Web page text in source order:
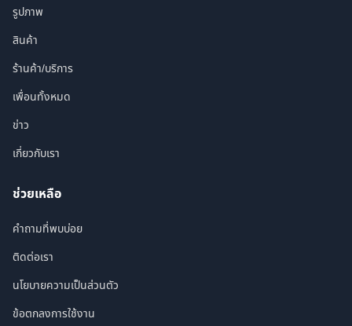
รูปภาพ
สินค้า
ร้านค้า/บริการ
เพื่อนทั้งหมด
ข่าว
เกี่ยวกับเรา
ช่วยเหลือ
คำถามที่พบบ่อย
ติดต่อเรา
นโยบายความเป็นส่วนตัว
ข้อตกลงการใช้งาน